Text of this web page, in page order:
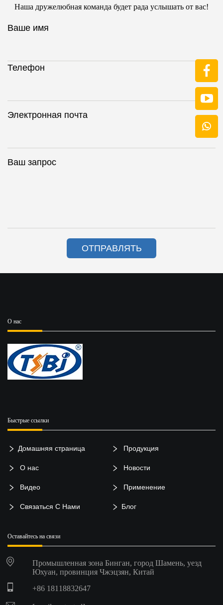
Наша дружелюбная команда будет рада услышать от вас!
Ваше имя
Телефон
Электронная почта
Ваш запрос
ОТПРАВЛЯТЬ
О нас
Быстрые ссылки
Домашняя страница Продукция
О нас Новости
Видео Применение
Связаться С Нами Блог
Оставайтесь на связи
Промышленная зона Бинган, город Шамень, уезд
Юхуан, провинция Чжэцзян, Китай
+86 18118832647